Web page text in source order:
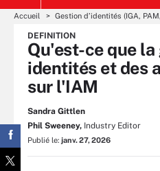
Accueil Gestion d’identités (IGA,
DEFINITION
Qu'est-ce que
identités et des
sur l'IAM
Sandra Gittlen
Phil Sweeney, Industry Editor
Publié le: janv. 27, 2026